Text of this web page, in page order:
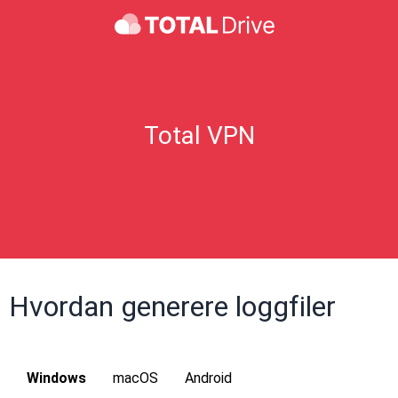
Total VPN
Hvordan generere loggfiler
Windows macOS Android